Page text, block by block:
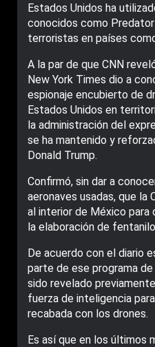
Estados Unidos ha
conocidos como
terroristas en países
A la par de que CNN
New York Times dio a
espionaje encubierto de
Estados Unidos en
la administración del
se ha mantenido y
Donald Trump.
Confirmó, sin dar a
aeronaves usadas, que la
al interior de México
la elaboración de
De acuerdo con el diario
parte de ese programa
sido revelado
fuerza de inteligencia
recabada con los drones.
Es así que en los últimos